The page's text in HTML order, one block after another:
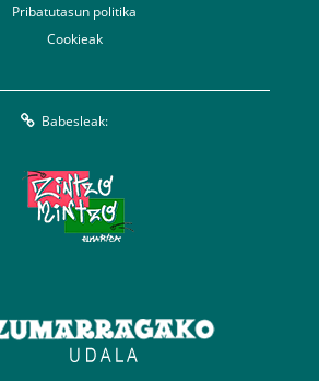
Pribatutasun politika
Cookieak
Babesleak: